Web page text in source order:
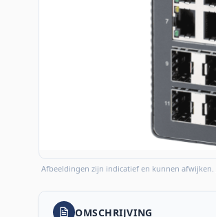
Afbeeldingen zijn indicatief en kunnen afwijken.
OMSCHRIJVING